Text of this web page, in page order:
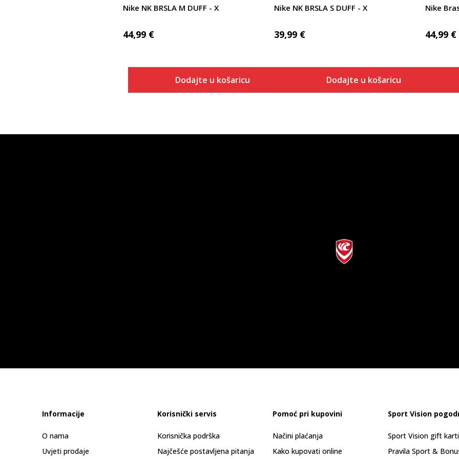
Nike NK BRSLA M DUFF - X
44,99 €
Dodajte u košaricu
Nike NK BRSLA S DUFF - X
39,99 €
Dodajte u košaricu
Nike
44,99 €
Informacije
O nama
Uvjeti prodaje
Korisnički servis
Korisnička podrška
Najčešće postavljena pitanja
Pomoć pri kupovini
Načini plaćanja
Kako kupovati online
Sport Vision
Sport Vision gift
Pravila Sport &